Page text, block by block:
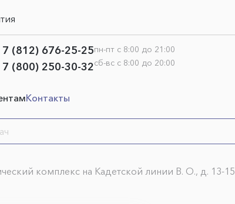
7 (812) 676-25-25
7 (800) 250-30-32
пн-пт с 8:00 до 21:00
сб-вс с 8:00 до 20:00
Контакты
комплекс на Кадетской линии В. О., д. 13-15